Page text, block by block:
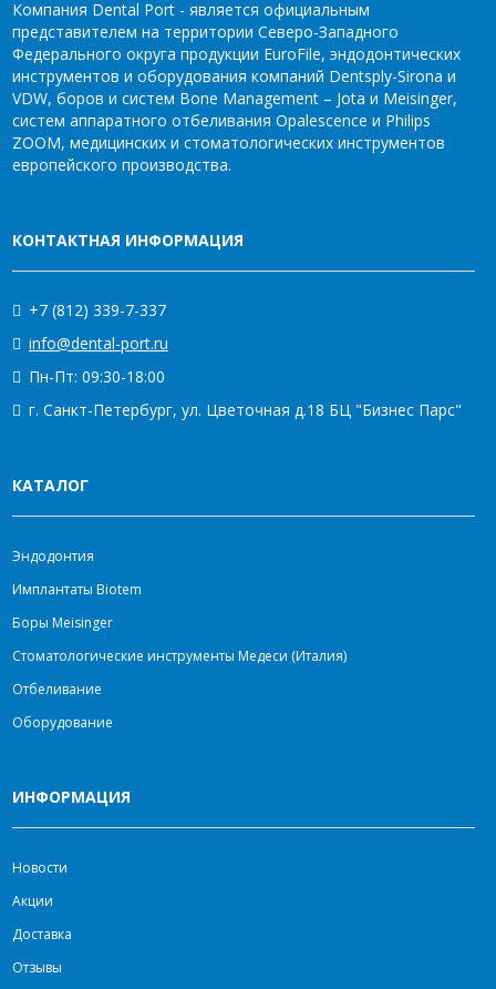
Компания Dental Port - является официальным
представителем на территории Северо-Западного
Федерального округа продукции EuroFile, эндодонтических
инструментов и оборудования компаний Dentsply-Sirona и
VDW, боров и систем Bone Management – Jota и Meisinger,
систем аппаратного отбеливания Opalescence и Philips
ZOOM, медицинских и стоматологических инструментов
европейского производства.
КОНТАКТНАЯ ИНФОРМАЦИЯ
+7 (812) 339-7-337
info@dental-port.ru
Пн-Пт: 09:30-18:00
г. Санкт-Петербург, ул. Цветочная д.18 БЦ "Бизнес Парс"
КАТАЛОГ
Эндодонтия
Имплантаты Biotem
Боры Meisinger
Стоматологические инструменты Медеси (Италия)
Отбеливание
Оборудование
ИНФОРМАЦИЯ
Новости
Акции
Доставка
Отзывы